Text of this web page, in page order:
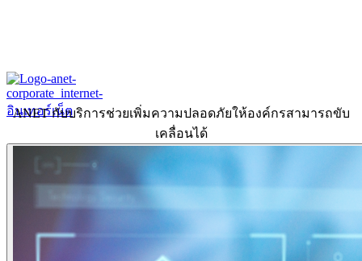
ANET กับบริการช่วยเพิ่มความปลอดภัยให้องค์กรสามารถขับ
เคลื่อนได้